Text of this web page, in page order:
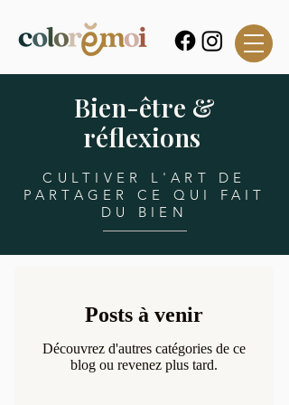
Bien-être &
réflexions
CULTIVER L'ART DE
PARTAGER CE QUI FAIT
DU BIEN
Posts à venir
Découvrez d'autres catégories de ce
blog ou revenez plus tard.